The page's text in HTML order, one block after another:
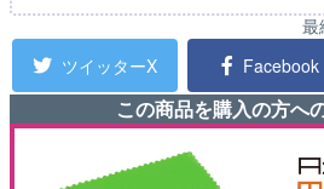
最
ツイッターX
Facebook
この商品を購入の方へ